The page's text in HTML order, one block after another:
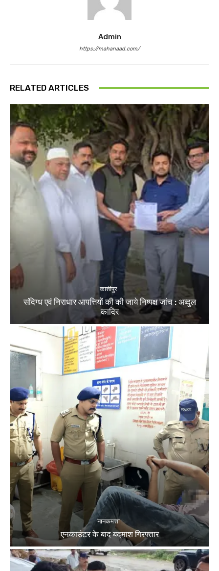
Admin
https://mahanaad.com/
RELATED ARTICLES
काशीपुर
संदिग्ध एवं निराधार आपत्तियों की की जाये निष्पक्ष जांच : अब्दुल
कादिर
नानकमत्ता
एनकाउंटर के बाद बदमाश गिरफ्तार